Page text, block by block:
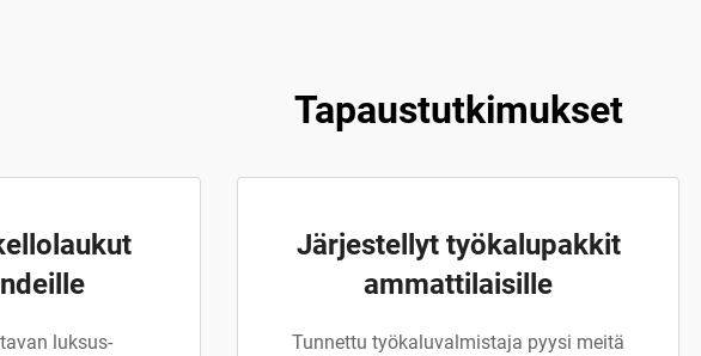
Tapaustutkimukset
luksus-
Järjestellyt työkalupakkit
ammattilaisille
Tunnettu työkaluvalmistaja pyysi meitä